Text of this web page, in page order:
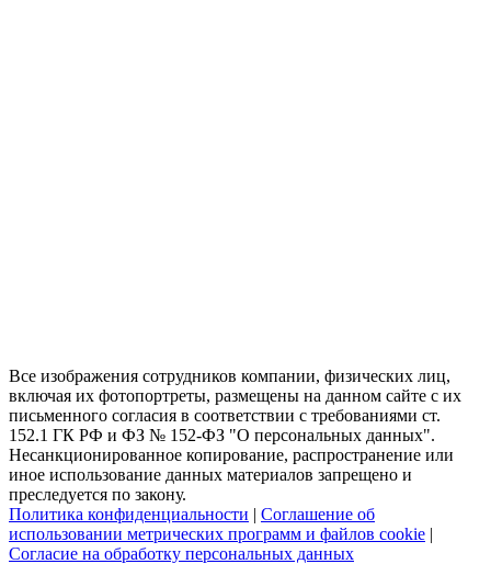
Все изображения сотрудников компании, физических лиц,
включая их фотопортреты, размещены на данном сайте с их
письменного согласия в соответствии с требованиями ст.
152.1 ГК РФ и ФЗ № 152-ФЗ "О персональных данных".
Несанкционированное копирование, распространение или
иное использование данных материалов запрещено и
преследуется по закону.
Политика конфиденциальности | Соглашение об
использовании метрических программ и файлов cookie |
Согласие на обработку персональных данных